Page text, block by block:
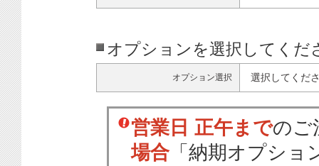
オプションを選択してくだ
オプション選択 選択してくだ
営業日 正午までのご
場合 「納期オプショ